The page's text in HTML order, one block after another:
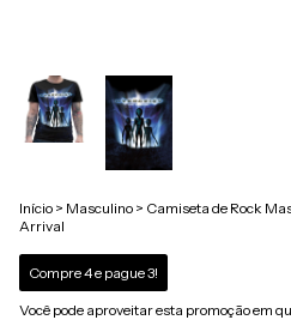
Início > Masculino > Camiseta de Rock
Arrival
Compre 4 e pague 3!
Você pode aproveitar esta promoção em